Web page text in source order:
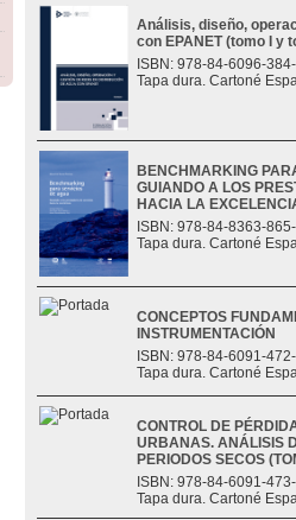
Análisis, diseño,
con EPANET (tomo I y
ISBN: 978-84-6096-
Tapa dura. Cartoné
BENCHMARKING
GUIANDO A LOS
HACIA LA
ISBN: 978-84-8363-
Tapa dura. Cartoné
CONCEPTOS
INSTRUMENTACIÓN
ISBN: 978-84-6091-
Tapa dura. Cartoné
CONTROL DE
URBANAS. ANÁLISIS
PERIODOS SECOS
ISBN: 978-84-6091-
Tapa dura. Cartoné